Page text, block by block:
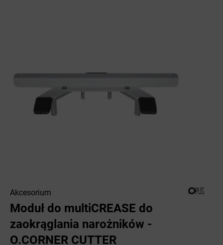
Akcesorium
Moduł do multiCREASE do
zaokrąglania narożników -
O.CORNER CUTTER